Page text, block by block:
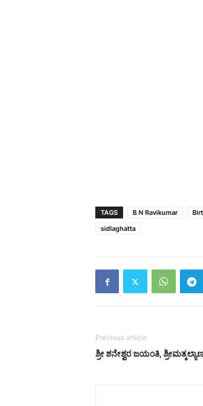
TAGS B N Ravikumar
sidlaghatta
Previous article
ಶ್ರೀ ಶನೇಶ್ವರ ಜಯಂತಿ,